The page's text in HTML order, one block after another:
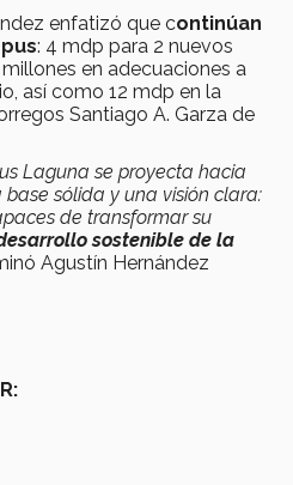
enfatizó que continúan
: 4 mdp para 2 nuevos
en adecuaciones a
así como 12 mdp en la
Santiago A. Garza de
Laguna se proyecta hacia
sólida y una visión clara:
de transformar su
sostenible de la
Agustín Hernández